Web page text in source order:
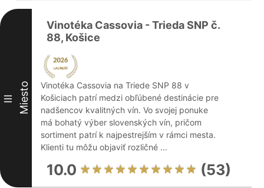
III Miesto
Vinotéka Cassovia - Trieda SNP č.
88, Košice
Vinotéka Cassovia na Triede SNP 88 v
Košiciach patrí medzi obľúbené destinácie pre
nadšencov kvalitných vín. Vo svojej ponuke
má bohatý výber slovenských vín, pričom
sortiment patrí k najpestrejším v rámci mesta.
Klienti tu môžu objaviť rozličné ...
10.0 (53)